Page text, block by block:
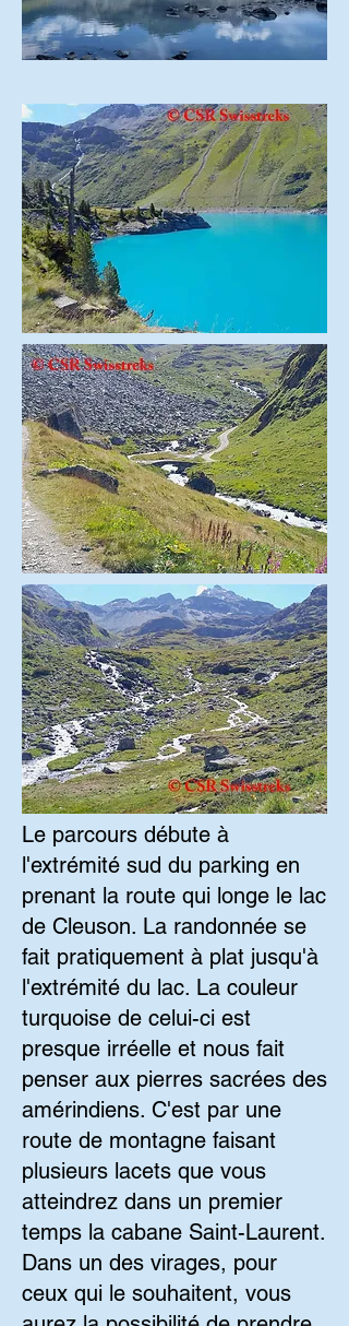
Le parcours débute à
l'extrémité sud du parking en
prenant la route qui longe le lac
de Cleuson. La randonnée se
fait pratiquement à plat jusqu'à
l'extrémité du lac. La couleur
turquoise de celui-ci est
presque irréelle et nous fait
penser aux pierres sacrées des
amérindiens. C'est par une
route de montagne faisant
plusieurs lacets que vous
atteindrez dans un premier
temps la cabane Saint-Laurent.
Dans un des virages, pour
ceux qui le souhaitent, vous